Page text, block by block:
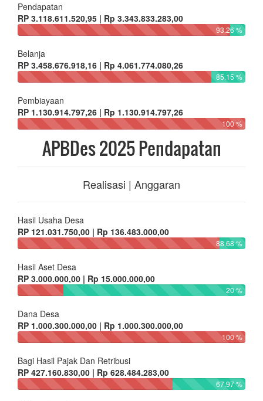
Pendapatan
RP 3.118.611.520,95 | Rp 3.343.833.283,00
93.26 %
Belanja
RP 3.458.676.918,16 | Rp 4.061.774.080,26
85.15 %
Pembiayaan
RP 1.130.914.797,26 | Rp 1.130.914.797,26
100 %
APBDes 2025 Pendapatan
Realisasi | Anggaran
Hasil Usaha Desa
RP 121.031.750,00 | Rp 136.483.000,00
88.68 %
Hasil Aset Desa
RP 3.000.000,00 | Rp 15.000.000,00
20 %
Dana Desa
RP 1.000.300.000,00 | Rp 1.000.300.000,00
100 %
Bagi Hasil Pajak Dan Retribusi
RP 427.160.830,00 | Rp 628.484.283,00
67.97 %